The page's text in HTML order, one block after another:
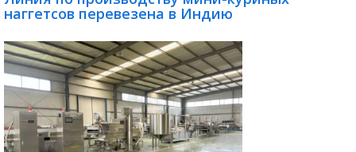
наггетсов перевезена в Индию